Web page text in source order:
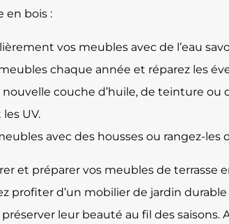
en bois :
vos meubles avec de l’eau
chaque année et réparez les
couche d’huile, de teinture
UV.
avec des housses ou rangez-
et préparer vos meubles de terrasse
profiter d’un mobilier de jardin
leur beauté au fil des